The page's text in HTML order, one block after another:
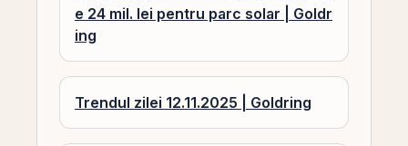
e 24 mil. lei pentru parc solar | Goldr
ing
Trendul zilei 12.11.2025 | Goldring